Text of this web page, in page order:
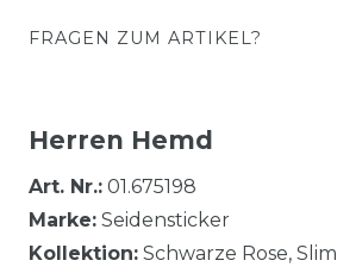
FRAGEN ZUM ARTIKEL?
Herren Hemd
Art. Nr.: 01.675198
Marke: Seidensticker
Kollektion: Schwarze Rose, Slim